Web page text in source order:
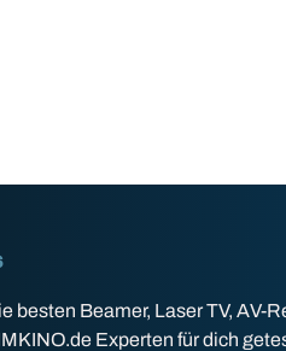
besten Beamer, Laser TV, AV-
Experten für dich